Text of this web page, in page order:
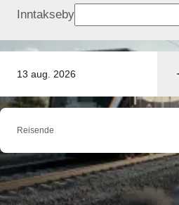
13 aug. 2026
Inntakseby
Reisende